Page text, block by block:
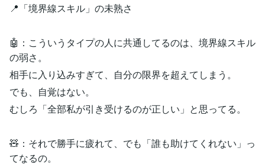
📍「境界線スキル」の未熟さ
🤖：こういうタイプの人に共通してるのは、境界線スキル
の弱さ。
相手に入り込みすぎて、自分の限界を超えてしまう。
でも、自覚はない。
むしろ「全部私が引き受けるのが正しい」と思ってる。
🧸：それで勝手に疲れて、でも「誰も助けてくれない」っ
てなるの。